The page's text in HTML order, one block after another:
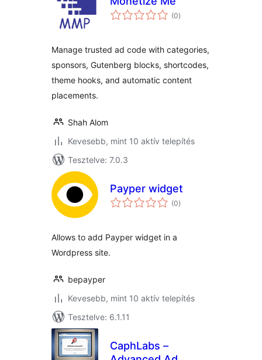
(0értékelés
összesen
)
Manage trusted ad code with categories,
sponsors, Gutenberg blocks, shortcodes,
theme hooks, and automatic content
placements.
Shah Alom
Kevesebb, mint 10 aktív telepítés
Tesztelve: 7.0.3
Payper widget
(0értékelés
összesen
)
Allows to add Payper widget in a
Wordpress site.
bepayper
Kevesebb, mint 10 aktív telepítés
Tesztelve: 6.1.11
CaphLabs –